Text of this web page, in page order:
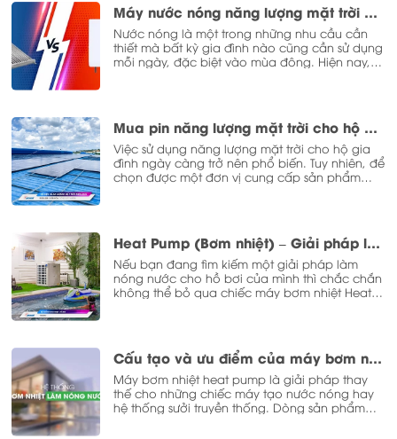
Máy nước nóng năng lượng mặt trời và năng lượng điện, nên chọn loại nào?
Nước nóng là một trong những nhu cầu cần
thiết mà bất kỳ gia đình nào cũng cần sử dụng
mỗi ngày, đặc biệt vào mùa đông. Hiện nay,
nhu cầu gia đình bạn? Hãy để Megasun giúp
bạn hiểu hơn để có cho mình một giải pháp
tối ưu nhất nhé!
Mua pin năng lượng mặt trời cho hộ gia đình ở đâu uy tín?
Việc sử dụng năng lượng mặt trời cho hộ gia
đình ngày càng trở nên phổ biến. Tuy nhiên, để
chọn được một đơn vị cung cấp sản phẩm
Heat Pump (Bơm nhiệt) – Giải pháp làm nóng nước cho hồ bơi hiệu quả
Nếu bạn đang tìm kiếm một giải pháp làm
nóng nước cho hồ bơi của mình thì chắc chắn
không thể bỏ qua chiếc máy bơm nhiệt Heat
pháp này chưa? Cùng Megasun khám phá
ngay nhé!
Cấu tạo và ưu điểm của máy bơm nhiệt heat pump
Máy bơm nhiệt heat pump là giải pháp thay
thế cho những chiếc máy tạo nước nóng hay
hệ thống sưởi truyền thống. Dòng sản phẩm